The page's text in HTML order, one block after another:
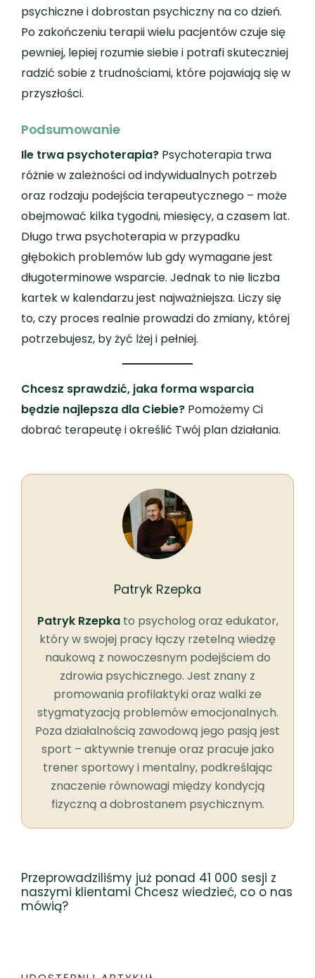
psychiczne i dobrostan psychiczny na co dzień.
Po zakończeniu terapii wielu pacjentów czuje się
pewniej, lepiej rozumie siebie i potrafi skuteczniej
radzić sobie z trudnościami, które pojawiają się w
przyszłości.
Podsumowanie
Ile trwa psychoterapia? Psychoterapia trwa
różnie w zależności od indywidualnych potrzeb
oraz rodzaju podejścia terapeutycznego – może
obejmować kilka tygodni, miesięcy, a czasem lat.
Długo trwa psychoterapia w przypadku
głębokich problemów lub gdy wymagane jest
długoterminowe wsparcie. Jednak to nie liczba
kartek w kalendarzu jest najważniejsza. Liczy się
to, czy proces realnie prowadzi do zmiany, której
potrzebujesz, by żyć lżej i pełniej.
Chcesz sprawdzić, jaka forma wsparcia
będzie najlepsza dla Ciebie? Pomożemy Ci
dobrać terapeutę i określić Twój plan działania.
Patryk Rzepka
Patryk Rzepkato psycholog oraz edukator,
który w swojej pracy łączy rzetelną wiedzę
naukową z nowoczesnym podejściem do
zdrowia psychicznego. Jest znany z
promowania profilaktyki oraz walki ze
stygmatyzacją problemów emocjonalnych.
Poza działalnością zawodową jego pasją jest
sport – aktywnie trenuje oraz pracuje jako
trener sportowy i mentalny, podkreślając
znaczenie równowagi między kondycją
fizyczną a dobrostanem psychicznym.
Przeprowadziliśmy już ponad 41 000 sesji z
naszymi klientami Chcesz wiedzieć, co o nas
mówią?